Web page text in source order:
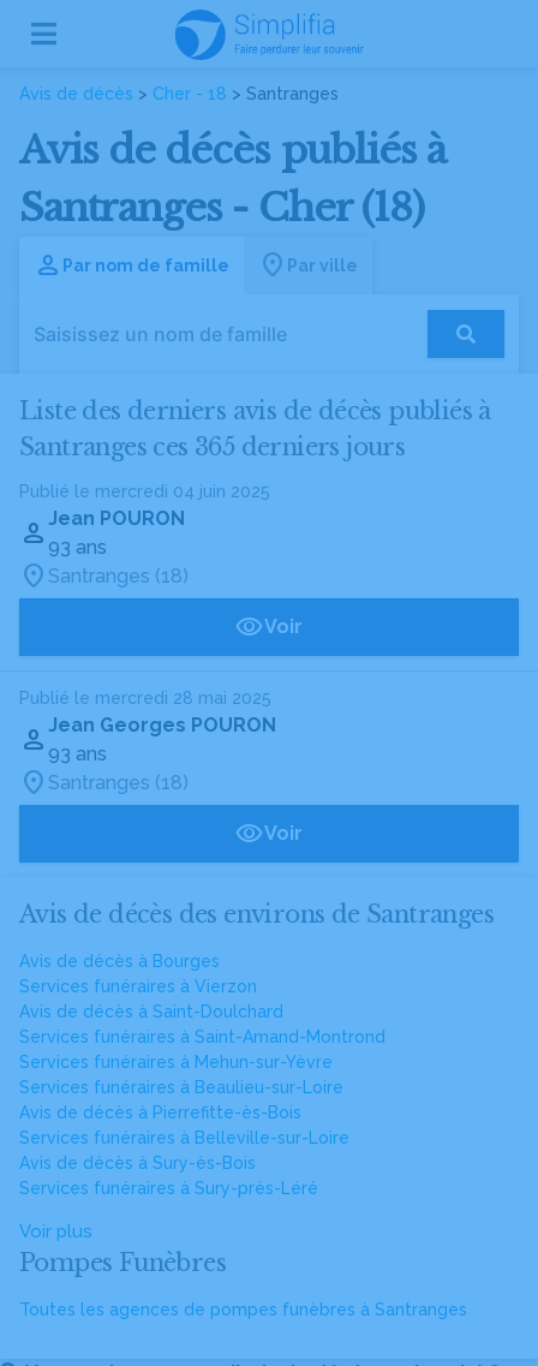
Avis de décès > Cher - 18 > Santranges
Avis de décès publiés à
Santranges - Cher (18)
Par nom de famille Par ville
Liste des derniers avis de décès publiés à
Santranges ces 365 derniers jours
Publié le mercredi 04 juin 2025
Jean POURON
93 ans
Santranges (18)
Voir
Publié le mercredi 28 mai 2025
Jean Georges POURON
93 ans
Santranges (18)
Voir
Avis de décès des environs de Santranges
Avis de décès à Bourges
Services funéraires à Vierzon
Avis de décès à Saint-Doulchard
Services funéraires à Saint-Amand-Montrond
Services funéraires à Mehun-sur-Yèvre
Services funéraires à Beaulieu-sur-Loire
Avis de décès à Pierrefitte-ès-Bois
Services funéraires à Belleville-sur-Loire
Avis de décès à Sury-ès-Bois
Services funéraires à Sury-près-Léré
Voir plus
Pompes Funèbres
Toutes les agences de pompes funèbres à Santranges